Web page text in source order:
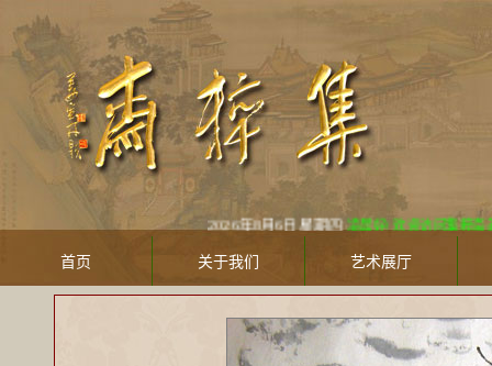
2026年8月6日 星期四 凌晨好! 欢迎访问集粹斋美
首页 关于我们 艺术展厅